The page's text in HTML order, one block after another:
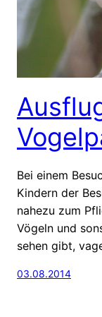
Bei einem
Kindern der
nahezu zum
Vögeln und
sehen gibt,
03.08.2014